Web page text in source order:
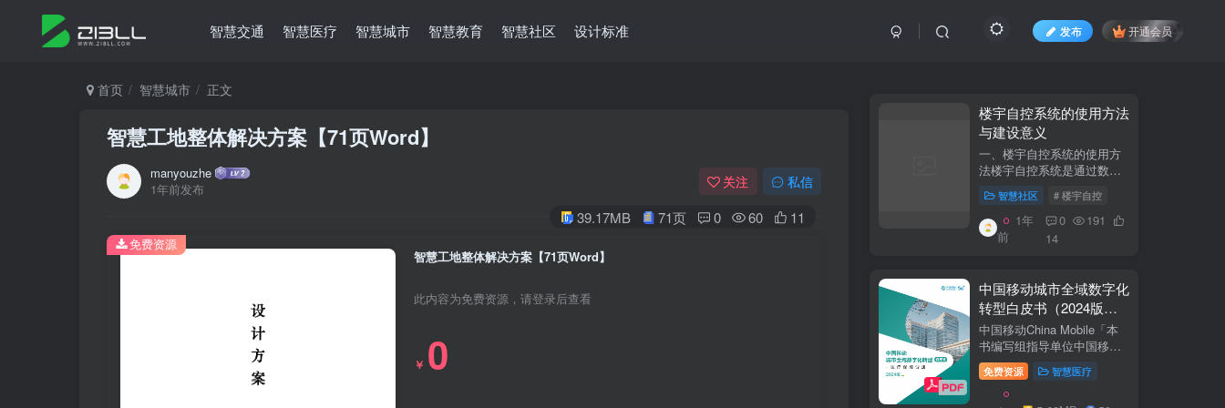
智慧交通 智慧医疗 智慧城市 智慧教育 智慧社区 设计标准 发布 开通会员
首页 智慧城市 正文
智慧工地整体解决方案【71页Word】
manyouzhe
1年前发布
关注 私信
39.17MB 71页 0 60 11
智慧工地整体解决方案【71页Word】
此内容为免费资源，请登录后查看
￥ 0
免费资源
​​楼宇自控系统的使用方法
与建设意义​
一、楼宇自控系统的使用方
法​​楼宇自控系统是通过数字
化、自动化技术对建筑内机
电设备（如暖通空调、照
明、电梯、给排水等）进行
集中监控、管理和优化运行
智慧社区 # 楼宇自控
1年
前
0
191
14
中国移动城市全域数字化
转型白皮书（2024版）-
医疗保障分册
中国移动China Mobile「本
书编写组指导单位中国移动
集团公司政企事业部编写单
位中移系统集成有限公司主
编李双佶、丁静、杨勇、赵
免费资源 智慧医疗